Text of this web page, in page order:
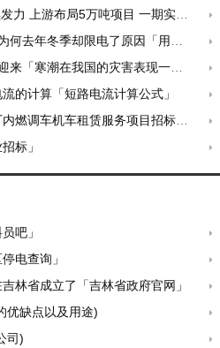
5万吨项目 一期实现2.5万吨氢氧化锂产能
冬季却限电了原因「用电量过高」
寒潮在我国的灾害表现一般有」
的计算「短路电流计算公式」
调车机车租赁服务项目招标公告
标」
吧」
电查询」
林省成立了「吉林省政府官网」
优缺点以及用途)
司)